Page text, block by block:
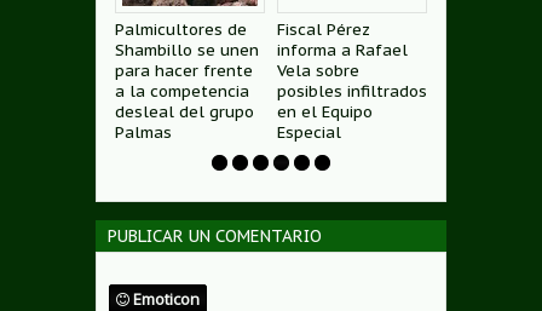
Fiscal Pérez
informa a Rafael
Vela sobre
posibles infiltrados
en el Equipo
Especial
Gerente Territorial
de Padre Abad
trabaja en
coordinación con
entidades y
dirigentes
PUBLICAR UN COMENTARIO
Emoticon